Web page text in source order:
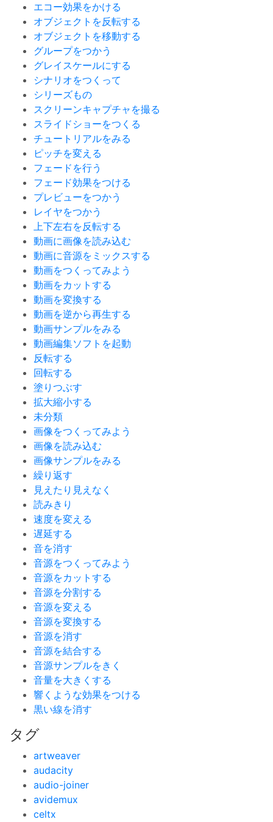
エコー効果をかける
オブジェクトを反転する
オブジェクトを移動する
グループをつかう
グレイスケールにする
シナリオをつくって
シリーズもの
スクリーンキャプチャを撮る
スライドショーをつくる
チュートリアルをみる
ピッチを変える
フェードを行う
フェード効果をつける
プレビューをつかう
レイヤをつかう
上下左右を反転する
動画に画像を読み込む
動画に音源をミックスする
動画をつくってみよう
動画をカットする
動画を変換する
動画を逆から再生する
動画サンプルをみる
動画編集ソフトを起動
反転する
回転する
塗りつぶす
拡大縮小する
未分類
画像をつくってみよう
画像を読み込む
画像サンプルをみる
繰り返す
見えたり見えなく
読みきり
速度を変える
遅延する
音を消す
音源をつくってみよう
音源をカットする
音源を分割する
音源を変える
音源を変換する
音源を消す
音源を結合する
音源サンプルをきく
音量を大きくする
響くような効果をつける
黒い線を消す
タグ
artweaver
audacity
audio-joiner
avidemux
celtx